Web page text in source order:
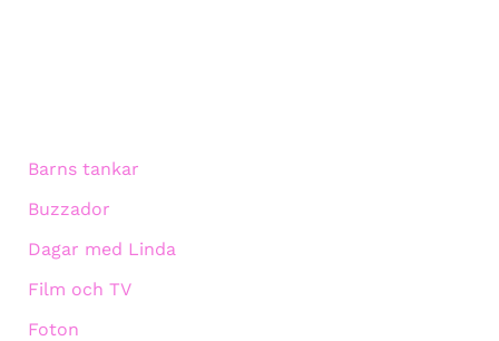
Barns tankar
Buzzador
Dagar med Linda
Film och TV
Foton